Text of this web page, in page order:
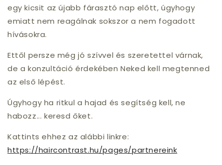
egy kicsit az újabb fárasztó nap előtt, úgyhogy
emiatt nem reagálnak sokszor a nem fogadott
hívásokra.
Ettől persze még jó szívvel és szeretettel várnak,
de a konzultáció érdekében Neked kell megtenned
az első lépést.
Úgyhogy ha ritkul a hajad és segítség kell, ne
habozz... keresd őket.
Kattints ehhez az alábbi linkre:
https://haircontrast.hu/pages/partnereink